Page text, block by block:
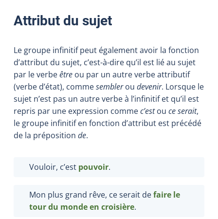
Attribut du sujet
Le groupe infinitif peut également avoir la fonction
d’attribut du sujet, c’est-à-dire qu’il est lié au sujet
par le verbeêtre ou par un autre verbe attributif
(verbe d’état), commesemblerou devenir. Lorsque le
sujet n’est pas un autre verbe à l’infinitif et qu’il est
repris par une expression commec’estou ce serait,
le groupe infinitif en fonction d’attribut est précédé
de la préposition de.
Vouloir, c’est pouvoir.
Mon plus grand rêve, ce serait defaire le
tour du monde en croisière.